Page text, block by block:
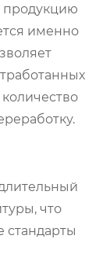
именно
что
стандарты